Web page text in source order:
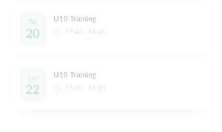
Tor
20
U10 Træning
17:45 - 18:45
Lør
22
U10 Træning
15:00 - 16:00